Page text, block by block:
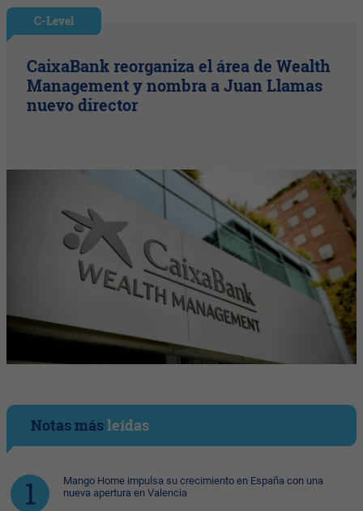
C-Level
CaixaBank reorganiza el área de Wealth
Management y nombra a Juan Llamas
nuevo director
Notas másleídas
Mango Home impulsa su crecimiento en España con una
nueva apertura en Valencia